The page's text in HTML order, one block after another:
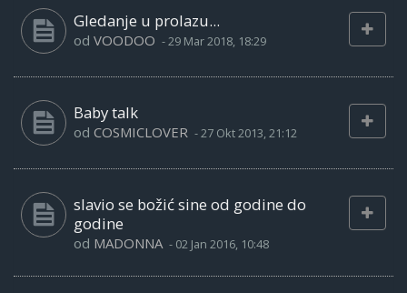
Gledanje u prolazu...
od VOODOO -29 Mar 2018, 18:29
Baby talk
od COSMICLOVER -27 Okt 2013, 21:12
slavio se božić sine od godine do
godine
od MADONNA - 02 Jan 2016, 10:48